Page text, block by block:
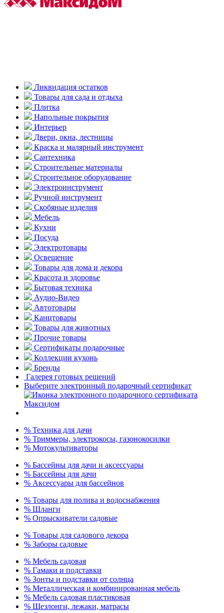
Ликвидация остатков
Товары для сада и отдыха
Плитка
Напольные покрытия
Интерьер
Двери, окна, лестницы
Краска и малярный инструмент
Сантехника
Строительные материалы
Строительное оборудование
Электроинструмент
Ручной инструмент
Скобяные изделия
Мебель
Кухни
Посуда
Электротовары
Освещение
Товары для дома и декора
Красота и здоровье
Бытовая техника
Аудио-Видео
Автотовары
Канцтовары
Товары для животных
Прочие товары
Сертификаты подарочные
Коллекции кухонь
Бренды
Галерея готовых решений
Выберите электронный подарочный сертификат
% Техника для дачи
% Триммеры, электрокосы, газонокосилки
% Мотокультиваторы
% Бассейны для дачи и аксессуары
% Бассейны для дачи
% Аксессуары для бассейнов
% Товары для полива и водоснабжения
% Шланги
% Опрыскиватели садовые
% Товары для садового декора
% Заборы садовые
% Мебель садовая
% Гамаки и подставки
% Зонты и подставки от солнца
% Металлическая и комбинированная мебель
% Мебель садовая пластиковая
% Шезлонги, лежаки, матрасы